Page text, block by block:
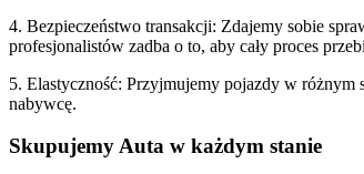
4. Bezpieczeństwo transakcji: Zdajemy sobie
profesjonalistów zadba o to, aby cały proces
5. Elastyczność: Przyjmujemy pojazdy w różnym
nabywcę.
Skupujemy Auta w każdym stanie